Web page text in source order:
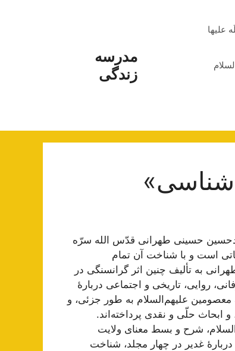
مدرسه
زندگی
علیها
شناسی»
حسینی طهرانی قدّس الله سرّه
است و با شناخت آن تمام
به تألیف چنین اثر گرانسنگی در
روایی، تاریخی و اجتماعی دربارۀ
معصومین علیهم‌السلام به طور جزئی، و
ابحاث حلّی و نقدی پرداخته‌اند.
شرح و بسط معنای ولایت
غدیر در چهار مجلد، شناخت